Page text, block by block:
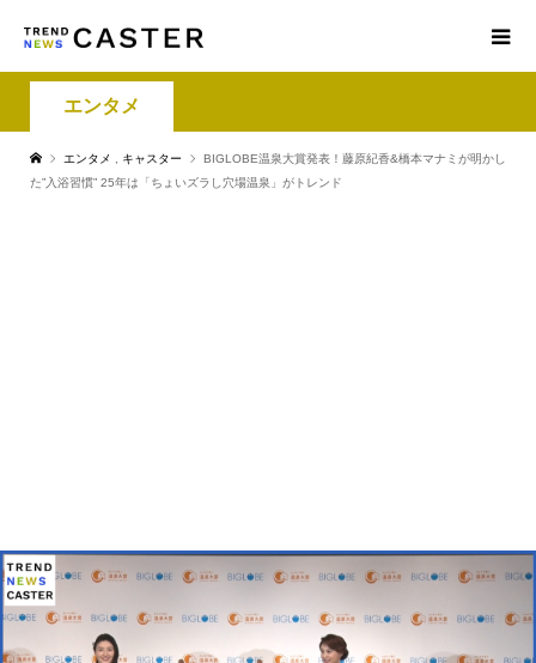
エンタメ
エンタメ キャスター
BIGLOBE温泉大賞発表！藤原紀香&橋本マナミが明かし
た”入浴習慣” 25年は「ちょいズラし穴場温泉」がトレンド